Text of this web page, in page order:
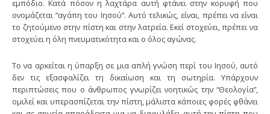
εμπόδιο. Κατά πόσον η λαχτάρα αυτή φτάνει στην κορυφή που
ονομάζεται “αγάπη του Ιησού”. Αυτό τελικώς, είναι, πρέπει να είναι
το ζητούμενο στην πίστη και στην λατρεία. Εκεί στοχεύει, πρέπει να
στοχεύει η όλη πνευματικότητα και ο όλος αγώνας.
Το να αρκείται η ύπαρξη σε μια απλή γνώση περί του Ιησού, αυτό
δεν τις εξασφαλίζει τη δικαίωση και τη σωτηρία. Υπάρχουν
περιπτώσεις που ο άνθρωπος γνωρίζει νοητικώς την “Θεολογία”,
ομιλεί και υπερασπίζεται την πίστη, μάλιστα κάποιες φορές φθάνει